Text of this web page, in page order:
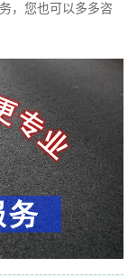
，您也可以多多咨